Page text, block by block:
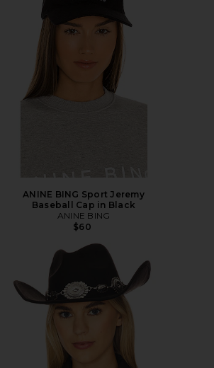
ANINE BING Sport Jeremy
Baseball Cap in Black
ANINE BING
$60